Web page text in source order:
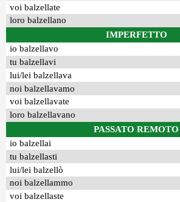
voi balzellate
loro balzellano
IMPERFETTO
io balzellavo
tu balzellavi
lui/lei balzellava
noi balzellavamo
voi balzellavate
loro balzellavano
PASSATO REMOTO
io balzellai
tu balzellasti
lui/lei balzellò
noi balzellammo
voi balzellaste